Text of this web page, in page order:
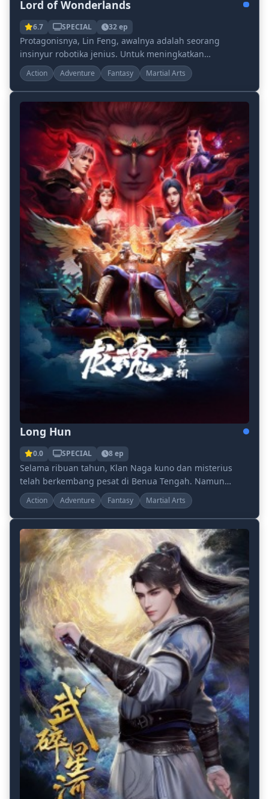
Lord of Wonderlands
6.7 SPECIAL 32 ep
Protagonisnya, Lin Feng, awalnya adalah seorang
insinyur robotika jenius. Untuk meningkatkan
kemampuan robot berkekuatan supernya, dia dengan
susah pa...
Action Adventure Fantasy Martial Arts
Long Hun
0.0 SPECIAL 8 ep
Selama ribuan tahun, Klan Naga kuno dan misterius
telah berkembang pesat di Benua Tengah. Namun
pertarungan antara Jiwa Terang dan Jiwa Gelap di
Alam...
Action Adventure Fantasy Martial Arts